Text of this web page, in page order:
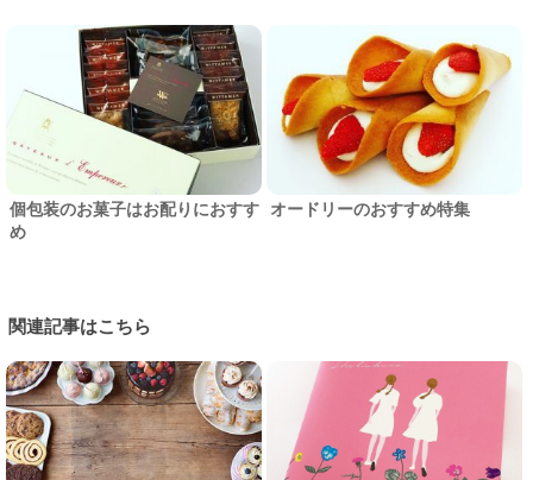
個包装のお菓子はお配りにおすす
め
オードリーのおすすめ特集
関連記事はこちら